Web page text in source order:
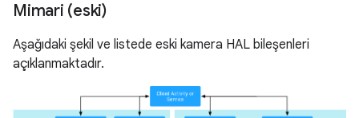
Mimari (eski)
Aşağıdaki şekil ve listede eski kamera HAL bileşenleri
açıklanmaktadır.